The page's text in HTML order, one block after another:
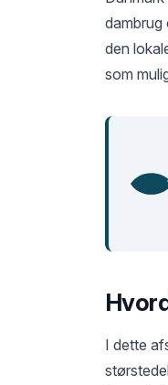
dambrug
den
som
I dette